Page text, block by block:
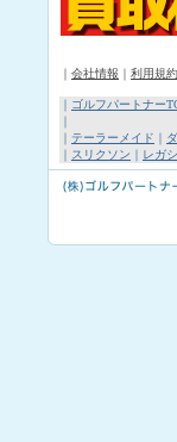
｜ 会社情報 ｜ 利用規約
｜ ゴルフパートナー
｜
｜ テーラーメイド ｜
｜ スリクソン ｜ レガ